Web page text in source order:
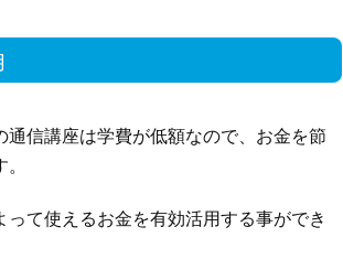
通信講座は学費が低額なので、お金を節
って使えるお金を有効活用する事ができ